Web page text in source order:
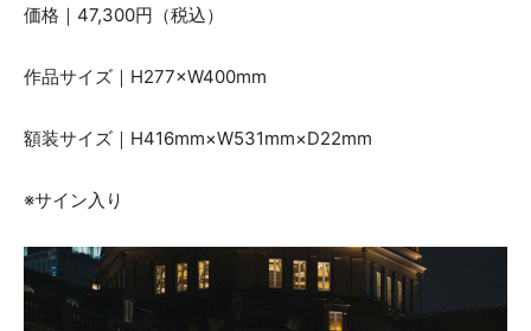
価格｜47,300円（税込）
作品サイズ｜H277×W400mm
額装サイズ｜H416mm×W531mm×D22mm
※サイン入り